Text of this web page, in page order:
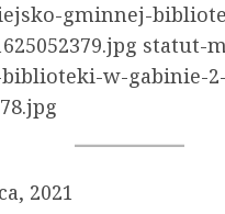
gminnej-
statut-
w-gabinie-2-
2021